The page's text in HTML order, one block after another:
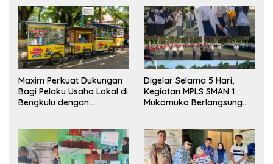
Maxim Perkuat Dukungan
Bagi Pelaku Usaha Lokal di
Bengkulu dengan
Pasar
Digelar Selama 5 Hari,
Kegiatan MPLS SMAN 1
Mukomuko Berlangsung